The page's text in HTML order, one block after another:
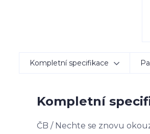
Kompletní specifikace
Kompletní
ČB / Nechte se znovu